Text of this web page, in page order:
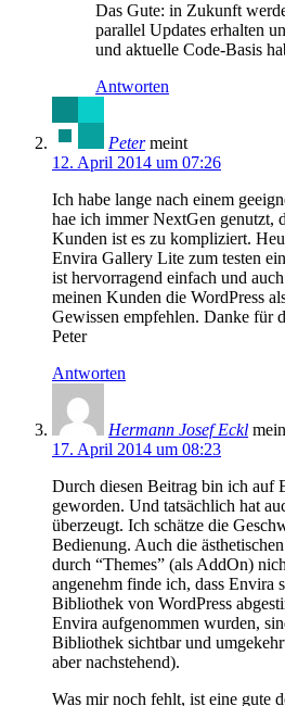
Das Gute: in Zukunft
parallel Updates erhalten
und aktuelle Code-Basis
Antworten
Peter meint
12. April 2014 um 07:26
Ich habe lange nach einem
hae ich immer NextGen genutzt,
Kunden ist es zu kompliziert.
Envira Gallery Lite zum testen
ist hervorragend einfach und
meinen Kunden die WordPress
Gewissen empfehlen. Danke für
Peter
Antworten
Hermann Josef Eckl
17. April 2014 um 08:23
Durch diesen Beitrag bin ich auf
geworden. Und tatsächlich hat
überzeugt. Ich schätze die
Bedienung. Auch die
durch “Themes” (als AddOn)
angenehm finde ich, dass Envira
Bibliothek von WordPress
Envira aufgenommen wurden,
Bibliothek sichtbar und
aber nachstehend).
Was mir noch fehlt, ist eine gute